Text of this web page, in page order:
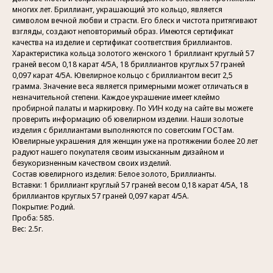
многих лет. Бриллиант, украшающий это кольцо, является
символом вечной любви и страсти. Его блеск и чистота притягивают
взгляды, создают неповторимый образ. Имеются сертификат
качества на изделие и сертификат соответствия бриллиантов.
Характеристика кольца золотого женского 1 бриллиант круглый 57
граней весом 0,18 карат 4/5А, 18 бриллиантов круглых 57 граней
0,097 карат 4/5А. Ювелирное кольцо с бриллиантом весит 2,5
грамма. Значение веса является примерными может отличаться в
незначительной степени. Каждое украшение имеет клеймо
пробирной палаты и маркировку. По УИН коду на сайте вы можете
проверить информацию об ювелирном изделии. Наши золотые
изделия с бриллиантами выполняются по советским ГОСТам.
Ювелирные украшения для женщин уже на протяжении более 20 лет
радуют нашего покупателя своим изысканным дизайном и
безукоризненным качеством своих изделий.
Состав ювелирного изделия: Белое золото, Бриллианты.
Вставки: 1 бриллиант круглый 57 граней весом 0,18 карат 4/5А, 18
бриллиантов круглых 57 граней 0,097 карат 4/5А.
Покрытие: Родий.
Проба: 585.
Вес: 2.5г.
Главная
Меню
Индивидуальный предприниматель
Гатамов Гасан Абдулмеджидович
ИНН: 056210217186
Эл. почта: